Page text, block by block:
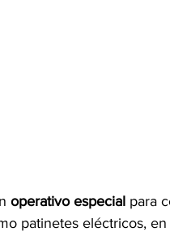
operativo especial para
patinetes eléctricos,